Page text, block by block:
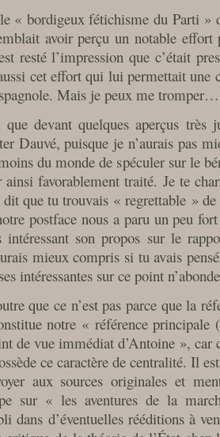
« bordigeux fétichisme du Parti »
avoir perçu un notable effort
resté l’impression que c’était
cet effort qui lui permettait une
Mais je peux me tromper…
devant quelques aperçus très
Dauvé, puisque je n’aurais pas
du monde de spéculer sur le
favorablement traité. Je te
dit que tu trouvais « regrettable »
postface nous a paru un peu
intéressant son propos sur le
mieux compris si tu avais
intéressantes sur ce point
que ce n’est pas parce que la
notre « référence
de vue immédiat d’Antoine », car
ce caractère de centralité. Il
aux sources originales et
sur « les aventures de la
dans d’éventuelles rééditions à